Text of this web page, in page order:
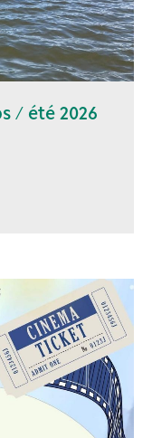
/ été 2026